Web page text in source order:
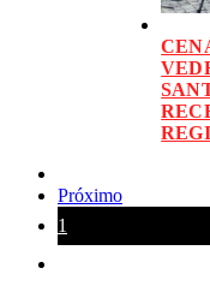
Próximo
1